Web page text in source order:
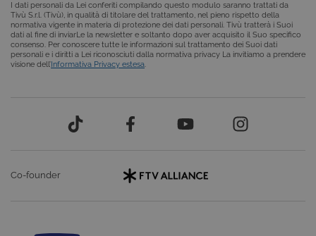
I dati personali da Lei conferiti compilando questo modulo saranno trattati da
Tivù S.r.l. (Tivù), in qualità di titolare del trattamento, nel pieno rispetto della
normativa vigente in materia di protezione dei dati personali. Tivù tratterà i Suoi
dati al fine di inviarLe la newsletter e soltanto dopo aver acquisito il Suo specifico
consenso. Per conoscere tutte le informazioni sul trattamento dei Suoi dati
personali e i diritti a Lei riconosciuti dalla normativa privacy La invitiamo a prendere
visione dell’Informativa Privacy estesa
Co-founder
Cookie tecnici
Cookie analitici
essere disattivati. Vengono impostati solo in
risposta ad azioni da te effettuate nel corso della
visualizzazione del sito e dei suoi contenuti.
Inoltre, ti permetteranno di navigare sul sito